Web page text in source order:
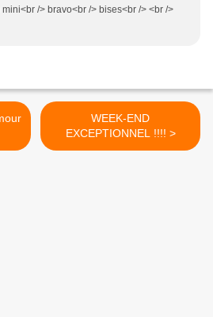
/> bravo<br /> bises<br /> <br />
WEEK-END
EXCEPTIONNEL !!!! >